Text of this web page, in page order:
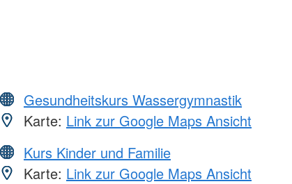
Gesundheitskurs Wassergymnastik
Karte: Link zur Google Maps Ansicht
Kurs Kinder und Familie
Karte: Link zur Google Maps Ansicht